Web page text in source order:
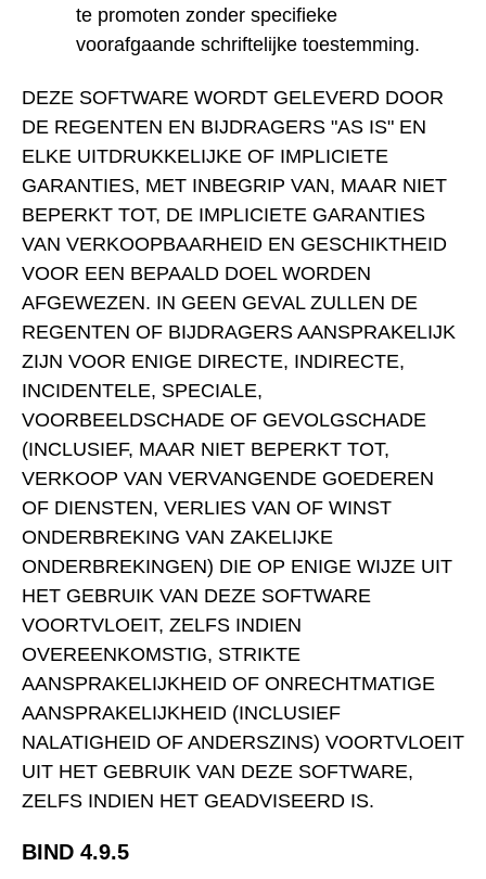
te promoten zonder specifieke
voorafgaande schriftelijke toestemming.
DEZE SOFTWARE WORDT GELEVERD DOOR
DE REGENTEN EN BIJDRAGERS "AS IS" EN
ELKE UITDRUKKELIJKE OF IMPLICIETE
GARANTIES, MET INBEGRIP VAN, MAAR NIET
BEPERKT TOT, DE IMPLICIETE GARANTIES
VAN VERKOOPBAARHEID EN GESCHIKTHEID
VOOR EEN BEPAALD DOEL WORDEN
AFGEWEZEN. IN GEEN GEVAL ZULLEN DE
REGENTEN OF BIJDRAGERS AANSPRAKELIJK
ZIJN VOOR ENIGE DIRECTE, INDIRECTE,
INCIDENTELE, SPECIALE,
VOORBEELDSCHADE OF GEVOLGSCHADE
(INCLUSIEF, MAAR NIET BEPERKT TOT,
VERKOOP VAN VERVANGENDE GOEDEREN
OF DIENSTEN, VERLIES VAN OF WINST
ONDERBREKING VAN ZAKELIJKE
ONDERBREKINGEN) DIE OP ENIGE WIJZE UIT
HET GEBRUIK VAN DEZE SOFTWARE
VOORTVLOEIT, ZELFS INDIEN
OVEREENKOMSTIG, STRIKTE
AANSPRAKELIJKHEID OF ONRECHTMATIGE
AANSPRAKELIJKHEID (INCLUSIEF
NALATIGHEID OF ANDERSZINS) VOORTVLOEIT
UIT HET GEBRUIK VAN DEZE SOFTWARE,
ZELFS INDIEN HET GEADVISEERD IS.
BIND 4.9.5